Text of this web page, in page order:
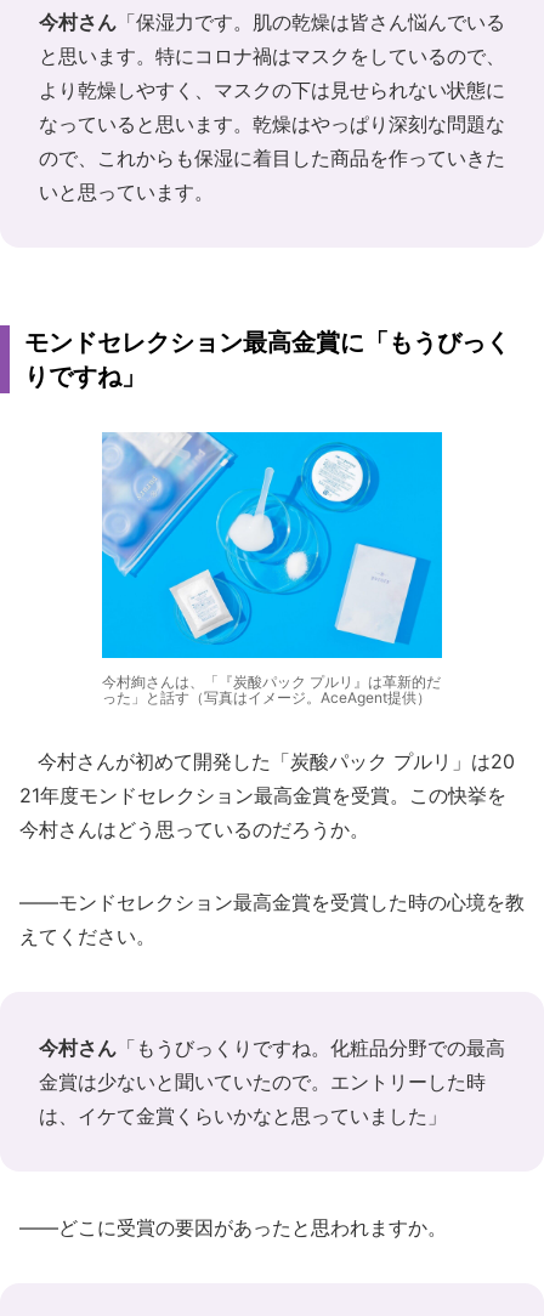
今村さん 「保湿力です。肌の乾燥は皆さん悩んでいる
と思います。特にコロナ禍はマスクをしているので、
より乾燥しやすく、マスクの下は見せられない状態に
なっていると思います。乾燥はやっぱり深刻な問題な
ので、これからも保湿に着目した商品を作っていきた
いと思っています。
モンドセレクション最高金賞に「もうびっく
りですね」
今村絢さんは、「『炭酸パック プルリ』は革新的だ
った」と話す（写真はイメージ。AceAgent提供）
今村さんが初めて開発した「炭酸パック プルリ」は20
21年度モンドセレクション最高金賞を受賞。この快挙を
今村さんはどう思っているのだろうか。
――モンドセレクション最高金賞を受賞した時の心境を教
えてください。
今村さん 「もうびっくりですね。化粧品分野での最高
金賞は少ないと聞いていたので。エントリーした時
は、イケて金賞くらいかなと思っていました」
――どこに受賞の要因があったと思われますか。